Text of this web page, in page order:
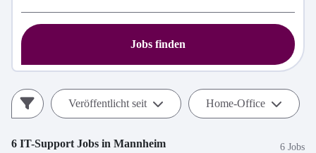
Jobs finden
Veröffentlicht seit Home-Office
6 IT-Support Jobs in Mannheim 6 Jobs